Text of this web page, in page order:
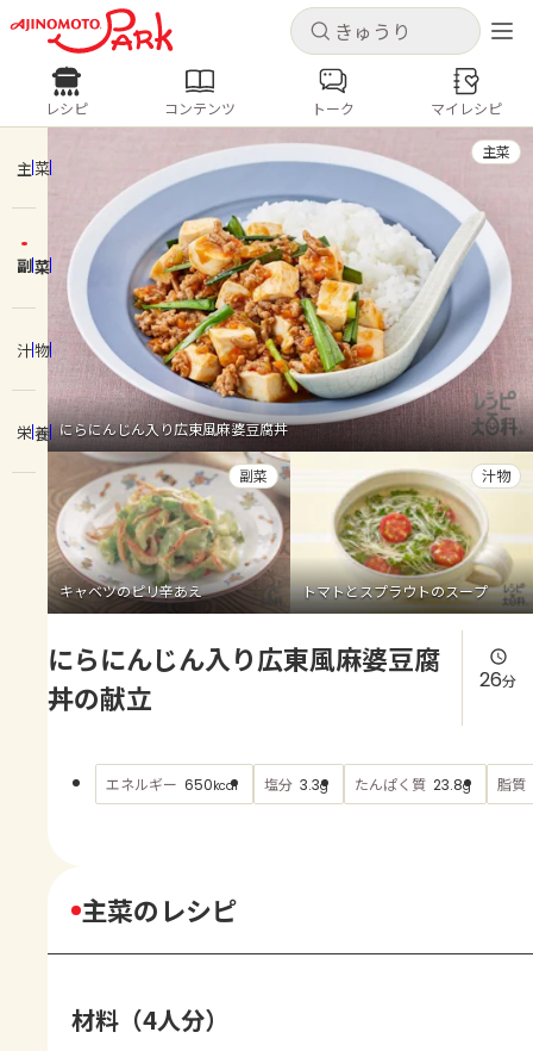
キャンセル
ログインするとレシピを保存できます
ログイン 新規登録
ホーム
コンテンツ
レシピ
トーク
よくあるお問い合わせ
お買い物
AJINOMOTO PARK とは
キャンセル
レシピ コンテンツ
人気の食材・レシピ
きゅうり なす トマト
とうもろこし
ピーマン
みょうが ゴーヤ
レシピ コンテンツ トーク マイレシピ
主菜
副菜
汁物
栄養 にらにんじん入り広東風麻婆豆腐丼
主菜
キャベツのピリ辛あえ
副菜
トマトとスプラウトのスープ
汁物
にらにんじん入り広東風麻婆豆腐
丼の献立
26分
エネルギー 650kcal 塩分 3.3g たんぱく質 23.8g 脂質
主菜のレシピ
材料（4人分）